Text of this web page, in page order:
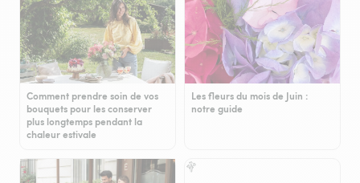
Comment prendre soin de vos
bouquets pour les conserver
plus longtemps pendant la
chaleur estivale
Les fleurs du mois de Juin :
notre guide